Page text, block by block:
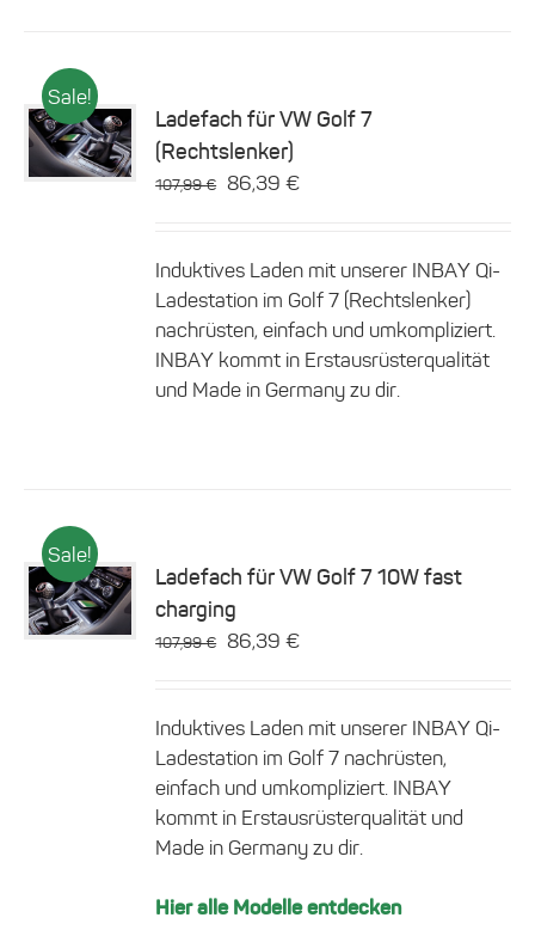
Sale!
Details
Ladefach für VW Golf 7
(Rechtslenker)
107,99€ Ursprünglicher
107,99 €
86,39€Aktueller
86,39 €.
Induktives Laden mit unserer INBAY Qi-
Ladestation im Golf 7 (Rechtslenker)
nachrüsten, einfach und umkompliziert.
INBAY kommt in Erstausrüsterqualität
und Made in Germany zu dir.
Sale!
Details
Ladefach für VW Golf 7 10W fast
charging
107,99€ Ursprünglicher
107,99 €
86,39€Aktueller
86,39 €.
Induktives Laden mit unserer INBAY Qi-
Ladestation im Golf 7 nachrüsten,
einfach und umkompliziert. INBAY
kommt in Erstausrüsterqualität und
Made in Germany zu dir.
Hier alle Modelle entdecken